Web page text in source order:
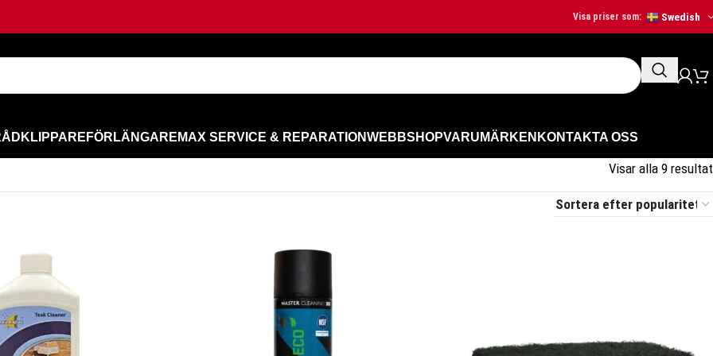
Visa priser som: Swedish
KLIPPARE FÖRLÄNGARE MAX SERVICE & REPARATIONWEBBSHOPVARUMÄRKEN KONTAKTA OSS
Visar alla 9 resultat